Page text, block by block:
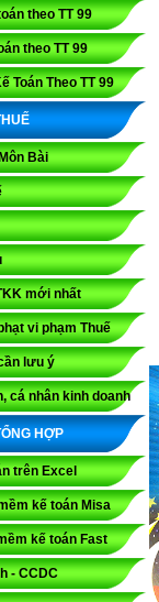
theo TT 99
theo TT 99
Toán Theo TT 99
Bài
mới nhất
vi phạm Thuế
lưu ý
cá nhân kinh doanh
HỢP
trên Excel
kế toán Misa
kế toán Fast
- CCDC